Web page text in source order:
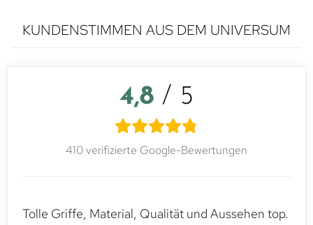
KUNDENSTIMMEN AUS DEM UNIVERSUM
4,8 / 5
410 verifizierte Google-Bewertungen
Tolle Griffe, Material, Qualität und Aussehen top.